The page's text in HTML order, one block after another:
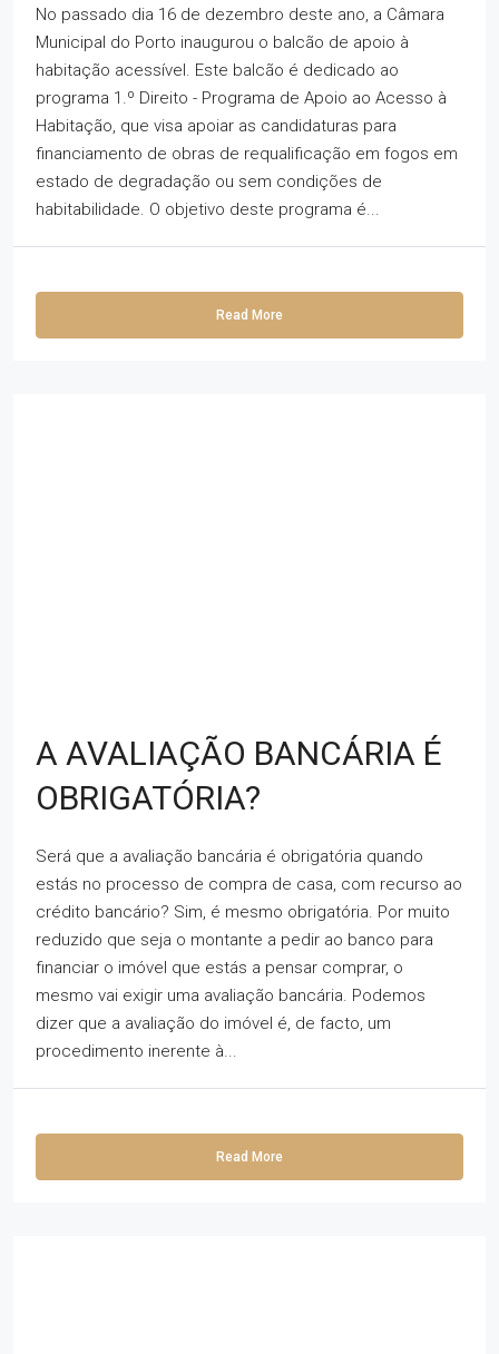
No passado dia 16 de dezembro deste ano, a Câmara
Municipal do Porto inaugurou o balcão de apoio à
habitação acessível. Este balcão é dedicado ao
programa 1.º Direito - Programa de Apoio ao Acesso à
Habitação, que visa apoiar as candidaturas para
financiamento de obras de requalificação em fogos em
estado de degradação ou sem condições de
habitabilidade. O objetivo deste programa é...
Read More
A AVALIAÇÃO BANCÁRIA É
OBRIGATÓRIA?
Será que a avaliação bancária é obrigatória quando
estás no processo de compra de casa, com recurso ao
crédito bancário? Sim, é mesmo obrigatória. Por muito
reduzido que seja o montante a pedir ao banco para
financiar o imóvel que estás a pensar comprar, o
mesmo vai exigir uma avaliação bancária. Podemos
dizer que a avaliação do imóvel é, de facto, um
procedimento inerente à...
Read More